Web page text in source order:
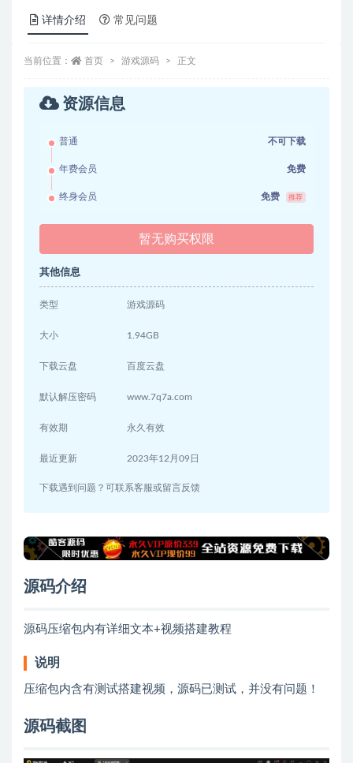
详情介绍 常见问题
当前位置： 首页 游戏源码 正文
资源信息
普通 不可下载
年费会员 免费
终身会员 免费 推荐
暂无购买权限
其他信息
类型 游戏源码
大小 1.94GB
下载云盘 百度云盘
默认解压密码 www.7q7a.com
有效期 永久有效
最近更新 2023年12月09日
下载遇到问题？可联系客服或留言反馈
源码介绍
源码压缩包内有详细文本+视频搭建教程
说明
压缩包内含有测试搭建视频，源码已测试，并没有问题！
源码截图